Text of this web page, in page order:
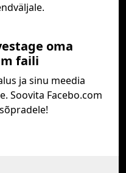
oma
faili
ja sinu meedia
Soovita Facebo.com